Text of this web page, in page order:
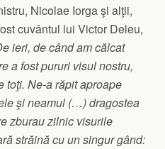
Nicolae Iorga şi alţii,
cuvântul lui Victor Deleu,
ieri, de când am călcat
a fost pururi visul nostru,
toţi. Ne-a răpit aproape
şi neamul (…) dragostea
zburau zilnic visurile
străină cu un singur gând: